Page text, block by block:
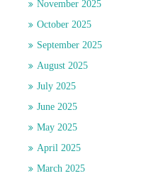
November 2025
October 2025
September 2025
August 2025
July 2025
June 2025
May 2025
April 2025
March 2025